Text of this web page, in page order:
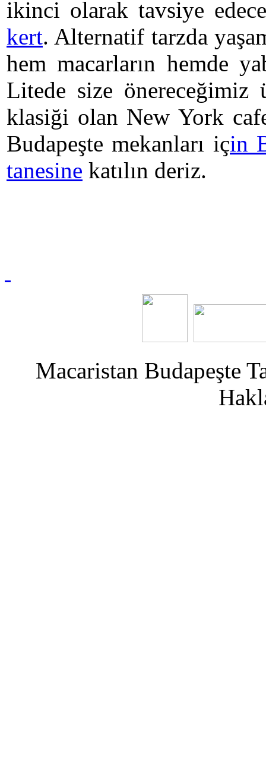
ikinci olarak tavsiye
kert. Alternatif tarzda
hem macarların hemde
Litede size önereceğimiz
klasiği olan New York
Budapeşte mekanları için
tanesine katılın deriz.
Macaristan Budapeşte